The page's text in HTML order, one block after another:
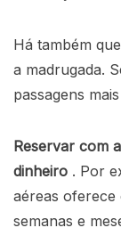
Há também
a madrugada.
passagens
Reservar com
dinheiro . Por
aéreas oferece
semanas e